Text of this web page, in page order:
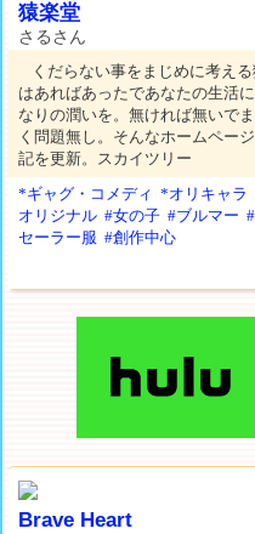
猿楽堂
さるさん
くだらない事をまじめに考え
はあればあったであなたの生活
なりの潤いを。無ければ無いで
く問題無し。そんなホームペー
記を更新。スカイツリー
*ギャグ・コメディ *オリキャラ
オリジナル #女の子 #ブルマー #
セーラー服 #創作中心
Brave Heart